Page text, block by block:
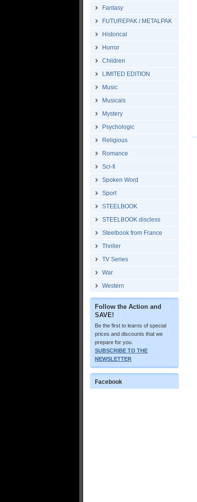
Fantasy
FUTUREPAK / METALPAK
Historical
Horror
Children
LIMITED EDITION
Music
Musicals
Mystery
Psychologic
Religious
Romance
Sci-fi
Spoken Word
Sport
STEELBOOK
STEELBOOK discless
Steelbook from France
Thriller
TV Series
War
Western
Follow the Action and
SAVE!
Be the first to learns of special
prices and discounts that we
prepare for you.
SUBSCRIBE TO THE
NEWSLETTER
Facebook